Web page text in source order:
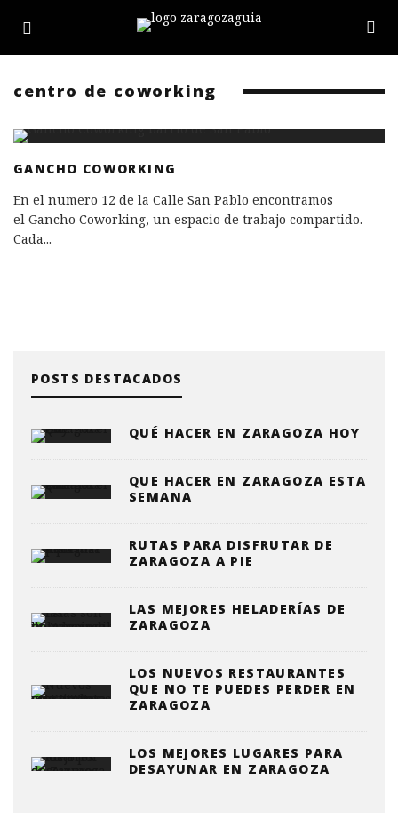
centro de coworking
GANCHO COWORKING
En el numero 12 de la Calle San Pablo encontramos
el Gancho Coworking, un espacio de trabajo compartido.
Cada...
POSTS DESTACADOS
QUÉ HACER EN ZARAGOZA HOY
QUE HACER EN ZARAGOZA ESTA
SEMANA
RUTAS PARA DISFRUTAR DE
ZARAGOZA A PIE
LAS MEJORES HELADERÍAS DE
ZARAGOZA
LOS NUEVOS RESTAURANTES
QUE NO TE PUEDES PERDER EN
ZARAGOZA
LOS MEJORES LUGARES PARA
DESAYUNAR EN ZARAGOZA